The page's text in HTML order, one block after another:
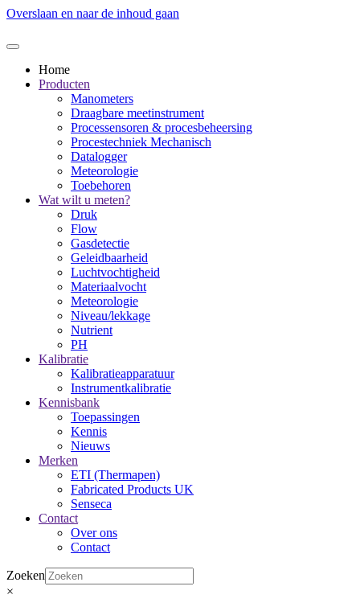
Overslaan en naar de inhoud gaan
Home
Producten
Manometers
Draagbare meetinstrument
Processensoren & procesbeheersing
Procestechniek Mechanisch
Datalogger
Meteorologie
Toebehoren
Wat wilt u meten?
Druk
Flow
Gasdetectie
Geleidbaarheid
Luchtvochtigheid
Materiaalvocht
Meteorologie
Niveau/lekkage
Nutrient
PH
Kalibratie
Kalibratieapparatuur
Instrumentkalibratie
Kennisbank
Toepassingen
Kennis
Nieuws
Merken
ETI (Thermapen)
Fabricated Products UK
Senseca
Contact
Over ons
Contact
Zoeken
×